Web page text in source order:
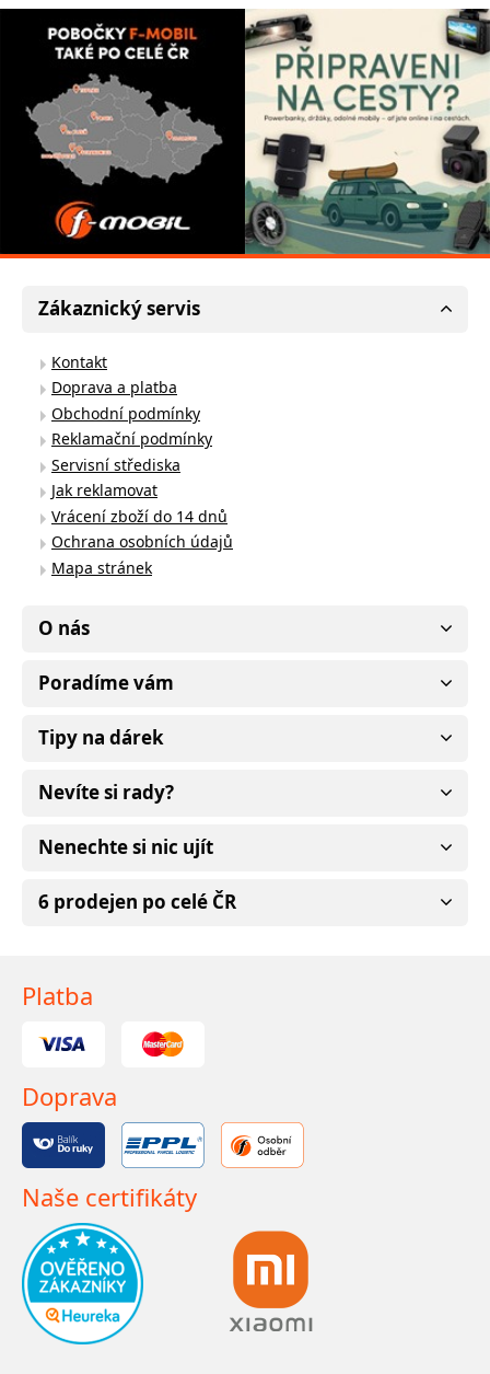
Zákaznický servis
Kontakt
Doprava a platba
Obchodní podmínky
Reklamační podmínky
Servisní střediska
Jak reklamovat
Vrácení zboží do 14 dnů
Ochrana osobních údajů
Mapa stránek
O nás
Poradíme vám
Tipy na dárek
Nevíte si rady?
Nenechte si nic ujít
6 prodejen po celé ČR
Platba
Doprava
Naše certifikáty